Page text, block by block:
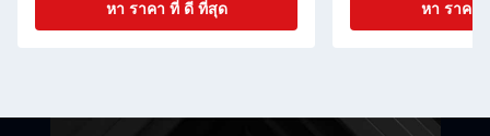
หา ราคา ที่ ดี ที่สุด หา ราคา